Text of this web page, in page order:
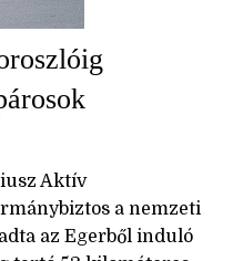
Aktív
a nemzeti
az Egerből induló